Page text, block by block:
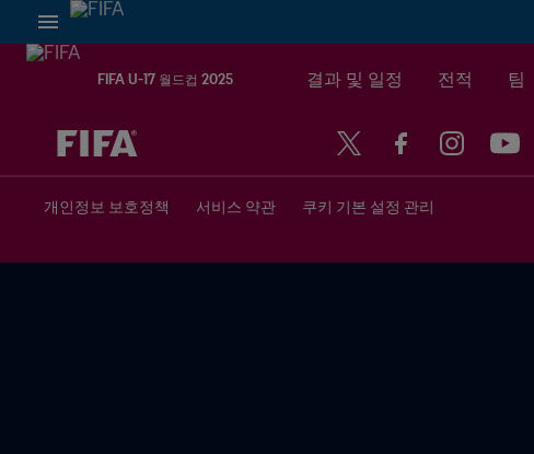
FIFA U-17 월드컵 2025 결과 및 일정 전적 팀
추후 결정 vs. 추후 결정
개인정보 보호정책 서비스 약관 쿠키 기본 설정 관리